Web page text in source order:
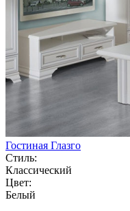
Гостиная Глазго
Стиль:
Классический
Цвет:
Белый